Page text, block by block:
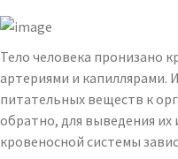
Тело человека пронизано
артериями и капиллярами.
питательных веществ к
обратно, для выведения их
кровеносной системы